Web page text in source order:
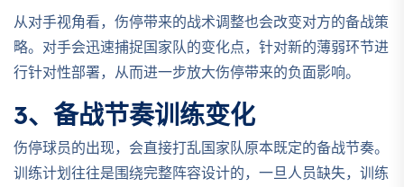
从对手视角看，伤停带来的战术调整也会改变对方的备战策
略。对手会迅速捕捉国家队的变化点，针对新的薄弱环节进
行针对性部署，从而进一步放大伤停带来的负面影响。
3、备战节奏训练变化
伤停球员的出现，会直接打乱国家队原本既定的备战节奏。
训练计划往往是围绕完整阵容设计的，一旦人员缺失，训练